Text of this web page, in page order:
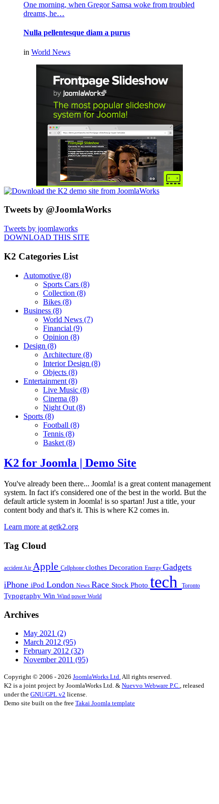
One morning, when Gregor Samsa woke from troubled
dreams, he…
Nulla pellentesque diam a purus
in World News
Tweets by @JoomlaWorks
Tweets by joomlaworks
DOWNLOAD THIS SITE
K2 Categories List
Automotive (8)
Sports Cars (8)
Collection (8)
Bikes (8)
Business (8)
World News (7)
Financial (9)
Opinion (8)
Design (8)
Architecture (8)
Interior Design (8)
Objects (8)
Entertainment (8)
Live Music (8)
Cinema (8)
Night Out (8)
Sports (8)
Football (8)
Tennis (8)
Basket (8)
K2 for Joomla | Demo Site
You've already been there... Joomla! is a great content management
system. In fact it's considered one of the best in the world. But the
default article system in Joomla! is so spartan! Just a title, your
content body and that's it. This is where K2 comes in.
Learn more at getk2.org
Tag Cloud
accident Air Apple Cellphone clothes Decoration Energy Gadgets
iPhone iPod London News Race Stock Photo tech Toronto
Typography Win Wind power World
Archives
May 2021 (2)
March 2012 (95)
February 2012 (32)
November 2011 (95)
Copyright © 2006 - 2026 JoomlaWorks Ltd.All rights reserved.
K2 is a joint project by JoomlaWorks Ltd. & Nuevvo Webware P.C., released
under the GNU/GPL v2 license.
Demo site built on the free Takai Joomla template